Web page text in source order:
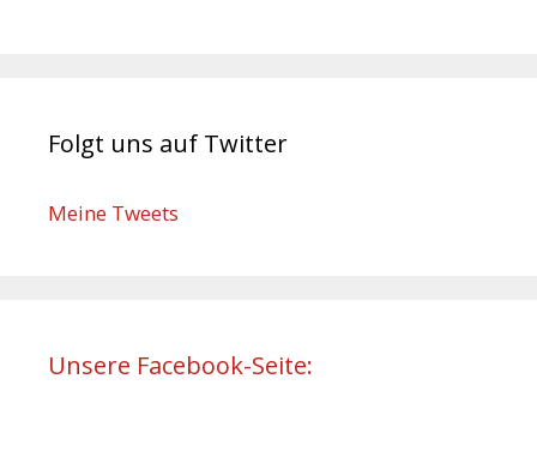
Folgt uns auf Twitter
Meine Tweets
Unsere Facebook-Seite: